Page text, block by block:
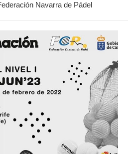
Navarra de Pádel